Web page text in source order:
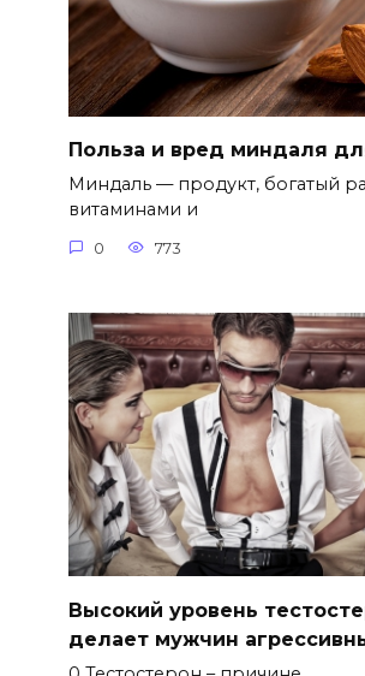
Польза и вред миндаля
Миндаль — продукт, богатый
витаминами и
0 773
Высокий уровень
делает мужчин